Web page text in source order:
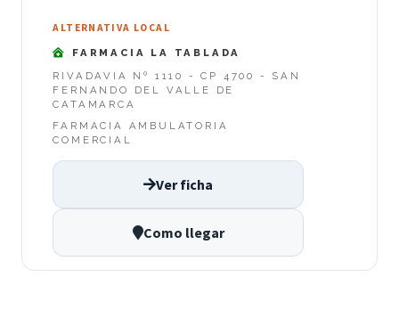
ALTERNATIVA LOCAL
FARMACIA LA TABLADA
RIVADAVIA Nº 1110 - CP 4700 - SAN
FERNANDO DEL VALLE DE
CATAMARCA
FARMACIA AMBULATORIA
COMERCIAL
Ver ficha
Como llegar